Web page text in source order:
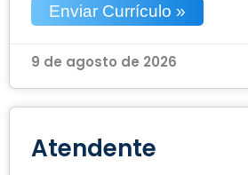
Enviar Currículo »
9 de agosto de 2026
Atendente